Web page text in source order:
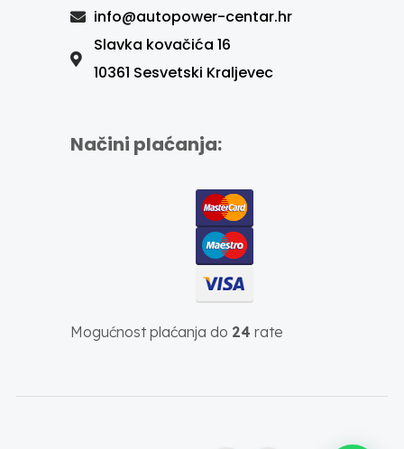
info@autopower-centar.hr
Slavka kovačića 16
10361 Sesvetski Kraljevec
Načini plaćanja:
Mogućnost plaćanja do 24 rate